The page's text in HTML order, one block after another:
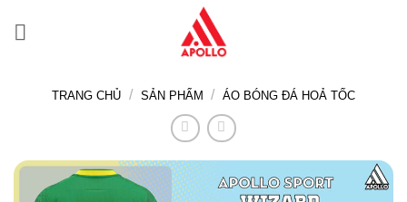
TRANG CHỦ / SẢN PHẨM / ÁO BÓNG ĐÁ HOẢ TỐC